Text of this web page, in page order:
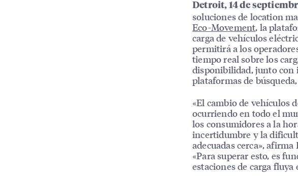
Detroit, 14 de
soluciones de location
Eco-Movement, la
carga de vehículos
permitirá a los
tiempo real sobre los
disponibilidad, junto con
plataformas de
«El cambio de vehículos
ocurriendo en todo el
los consumidores a la
incertidumbre y la
adecuadas cerca»,
«Para superar esto, es
estaciones de carga